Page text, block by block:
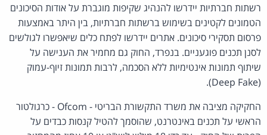
רשתות חברתיות יידרשו להנהיג שקיפות מוגברת על אודות הסיכונים
הטמונים לקטינים בשימוש ברשתות חברתיות, בין היתר באמצעות
פרסום תסקירי סיכונים. אתרים יידרשו לפתח כלים שיאפשרו לגולשים
לסנן תכנים פוגעניים. בנפרד, החוק גם מחמיר את הענישה על
שיתוף תמונות אינטימיות ללא הסכמה, לרבות תמונות זיוף-עמוק
(Deep Fake).
החקיקה מציבה את משרד התקשורת הבריטי - Ofcom - כרגולטור
הראשי על תכנים באינטרנט, שהוסמך להטיל קנסות כבדים על